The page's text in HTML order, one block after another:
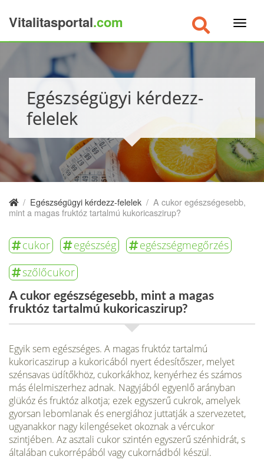
Vitalitasportal.com
Egészségügyi kérdezz-
felelek
/ Egészségügyi kérdezz-felelek / A cukor egészségesebb,
mint a magas fruktóz tartalmú kukoricaszirup?
cukor egészség
egészségmegőrzés
szőlőcukor
A cukor egészségesebb, mint a magas
fruktóz tartalmú kukoricaszirup?
Egyik sem egészséges. A magas fruktóz tartalmú
kukoricaszirup a kukoricából nyert édesítőszer, melyet
szénsavas üdítőkhöz, cukorkákhoz, kenyérhez és számos
más élelmiszerhez adnak. Nagyjából egyenlő arányban
glükóz és fruktóz alkotja; ezek egyszerű cukrok, amelyek
gyorsan lebomlanak és energiához juttatják a szervezetet,
ugyanakkor nagy kilengéseket okoznak a vércukor
szintjében. Az asztali cukor szintén egyszerű szénhidrát, s
általában cukorrépából vagy cukornádból készül.
×